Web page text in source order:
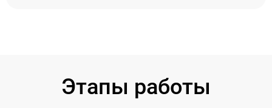
Этапы работы